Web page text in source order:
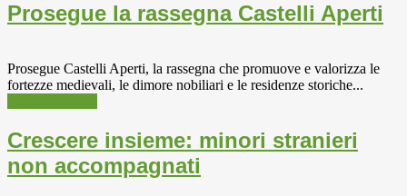
Prosegue la rassegna Castelli Aperti
Prosegue Castelli Aperti, la rassegna che promuove e valorizza le
fortezze medievali, le dimore nobiliari e le residenze storiche...
Crescere insieme: minori stranieri
non accompagnati